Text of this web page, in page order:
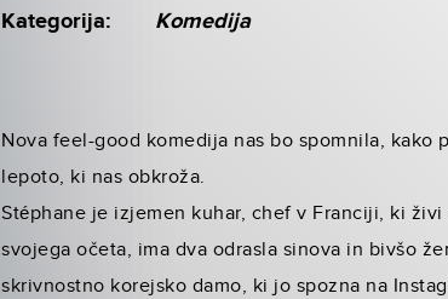
Kategorija: Komedija
Nova feel-good komedija nas bo spomnila,
lepoto, ki nas obkroža.
Stéphane je izjemen kuhar, chef v Franciji, ki
svojega očeta, ima dva odrasla sinova in bivšo
skrivnostno korejsko damo, ki jo spozna na